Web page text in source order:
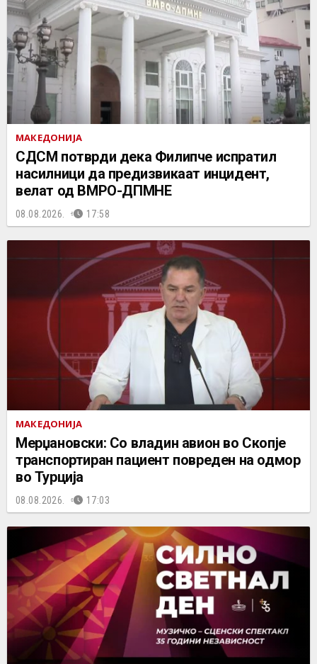
МАКЕДОНИЈА
СДСМ потврди дека Филипче испратил
насилници да предизвикаат инцидент,
велат од ВМРО-ДПМНЕ
08.08.2026. 17:58
МАКЕДОНИЈА
Мерџановски: Со владин авион во Скопје
транспортиран пациент повреден на одмор
во Турција
08.08.2026. 17:03